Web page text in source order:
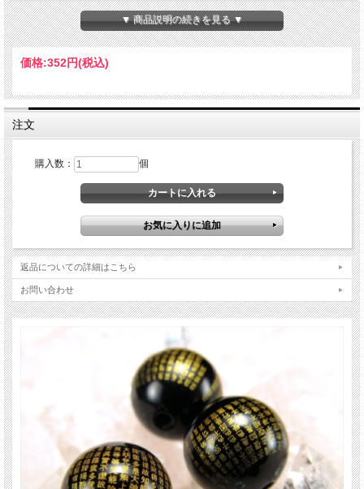
グレードなど
美品
オニキス
商品説明
般若心経彫りビーズ 極上微細金塗り彫刻 金文字の映える黒 1個430円 オニキスお
経彫りビーズ石 天然石 約10ミリ珠
オニキスのビーズ石に微細でしっかりとした般若心経が掘り込まれたビーズ石が
オニキスの黒地に金文字が映える大変おススメのビーズ石です！！
少量限定入荷ですのでお買い逃しなく！！
ご注意事項
※商品の特性上、クラックや穴周りの欠けなどある場合があります。ご了承下さ
い。
※まとめて出品の為、グラムもしくはサイズに約+-0.5ミリ差がでる場合がありま
最後にあなたに幸福が訪れますように(*^_^*)
天然石 パワーストーン 海外直輸入 バイヤー厳選 プレゼント ギフト メンズ レデ
ィース 卸し 卸価格 実店舗 ハンドメイド サイズ直し コムローズ comrose
▼ 商品説明の続きを見る ▼
価格:352円(税込)
注文
購入数： 個
返品についての詳細はこちら
お問い合わせ